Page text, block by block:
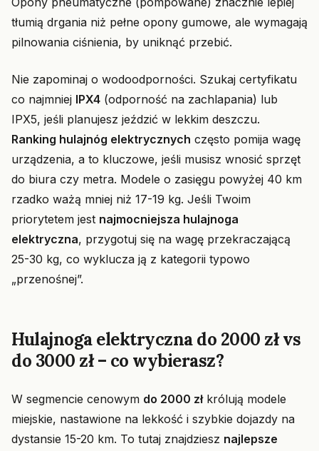
tłumią drgania niż pełne opony gumowe, ale wymagają
pilnowania ciśnienia, by uniknąć przebić.
Nie zapominaj o wodoodporności. Szukaj certyfikatu
co najmniej IPX4 (odporność na zachlapania) lub
IPX5, jeśli planujesz jeździć w lekkim deszczu.
Ranking hulajnóg elektrycznych często pomija wagę
urządzenia, a to kluczowe, jeśli musisz wnosić sprzęt
do biura czy metra. Modele o zasięgu powyżej 40 km
rzadko ważą mniej niż 17-19 kg. Jeśli Twoim
priorytetem jest najmocniejsza hulajnoga
elektryczna, przygotuj się na wagę przekraczającą
25-30 kg, co wyklucza ją z kategorii typowo
„przenośnej”.
Hulajnoga elektryczna do 2000 zł vs
do 3000 zł – co wybierasz?
W segmencie cenowym do 2000 złkrólują modele
miejskie, nastawione na lekkość i szybkie dojazdy na
dystansie 15-20 km. To tutaj znajdziesz najlepsze